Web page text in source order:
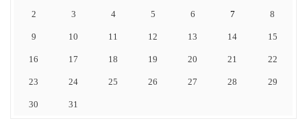
2 3 4 5 6 7 8
9 10 11 12 13 14 15
16 17 18 19 20 21 22
23 24 25 26 27 28 29
30 31